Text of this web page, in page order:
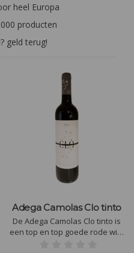
heel Europa
producten
geld terug!
Adega Camolas Clo tinto
De Adega Camolas Clo tinto is
een top en top goede rode wijn